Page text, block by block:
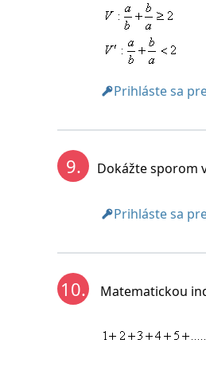
Prihláste sa
9. Dokážte sporom
Prihláste sa
10. Matematickou